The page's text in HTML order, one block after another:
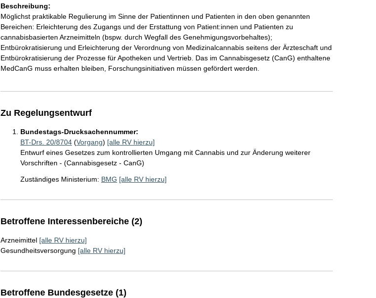
Beschreibung:
Möglichst praktikable Regulierung im Sinne der Patientinnen und Patienten in den oben genannten
Bereichen: Erleichterung des Zugangs und der Erstattung von Patient:innen und Patienten zu
cannabisbasierten Arzneimitteln (bspw. durch Wegfall des Genehmigungsvorbehaltes);
Entbürokratisierung und Erleichterung der Verordnung von Medizinalcannabis seitens der Ärzteschaft und
Entbürokratisierung der Prozesse für Apotheken und Vertrieb. Das im Cannabisgesetz (CanG) enthaltene
MedCanG muss erhalten bleiben, Forschungsinitiativen müssen gefördert werden.
Zu Regelungsentwurf
Bundestags-Drucksachennummer:
BT-Drs. 20/8704(Vorgang) [alle RV hierzu]
Entwurf eines Gesetzes zum kontrollierten Umgang mit Cannabis und zur Änderung weiterer
Vorschriften - (Cannabisgesetz - CanG)
Zuständiges Ministerium: BMG [alle RV hierzu]
Betroffene Interessenbereiche (2)
Arzneimittel [alle RV hierzu]
Gesundheitsversorgung [alle RV hierzu]
Betroffene Bundesgesetze (1)